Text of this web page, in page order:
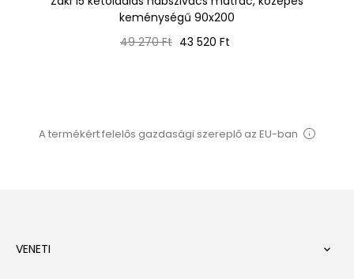
keménységű 90x200
Normál
49 270 Ft Ár
43 520 Ft
A termékért felelős gazdasági szereplő az EU-ban
VENETI 